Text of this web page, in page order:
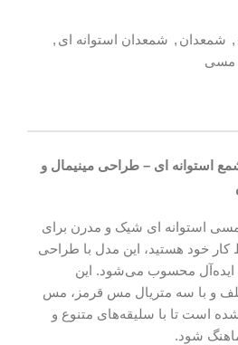
, شمعدان , شمعدان استوانه ای ,
مسی
استوانه‌ ای – طراحی مینیمال و
استوانه ای شیک و مدرن برای
خود هستید، این مدل با طراحی
ایده‌آل محسوب می‌شود. این
و با سه متریال مس قرمز، مس
است تا با سلیقه‌های متنوع و
شود.